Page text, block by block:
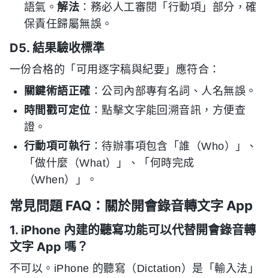
語氣。解法 ：務必人工審閱「行動項」部分，確
保責任歸屬無誤。
D5. 結果驗收標準
一份合格的「可用逐字稿與紀要」應符合：
關鍵術語正確 ：公司內部專有名詞、人名無誤。
時間戳可定位 ：點擊文字能回溯音訊，方便查
證。
行動項可執行 ：待辦事項包含「誰（Who）」、
「做什麼（What）」、「何時完成
（When）」。
常見問題 FAQ：關於開會錄音轉文字 App
1. iPhone 內建的聽寫功能可以代替開會錄音轉
文字 App 嗎？
不可以。iPhone 的聽寫（Dictation）是「輸入法」